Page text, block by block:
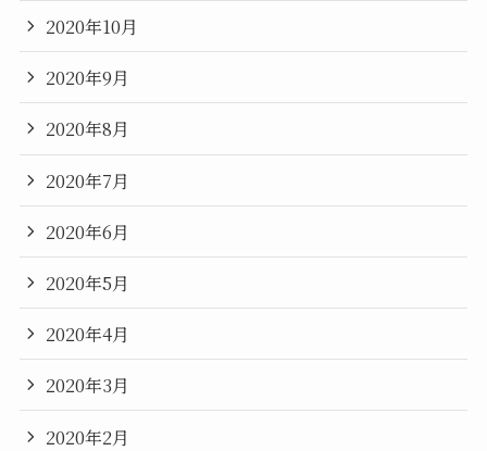
2020年10月
2020年9月
2020年8月
2020年7月
2020年6月
2020年5月
2020年4月
2020年3月
2020年2月